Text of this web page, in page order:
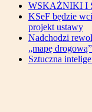
WSKAŻNIKI I
KSeF będzie
projekt ustawy
Nadchodzi
„mapę drogową”
Sztuczna